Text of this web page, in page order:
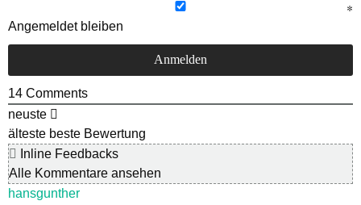
Angemeldet bleiben
14 Comments
neuste
älteste beste Bewertung
Inline Feedbacks
Alle Kommentare ansehen
hansgunther